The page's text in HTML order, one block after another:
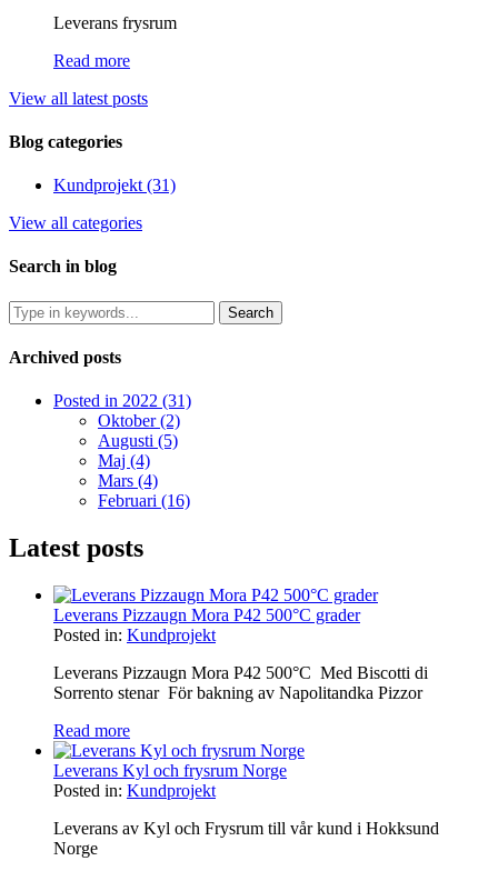
Leverans frysrum
Read more
View all latest posts
Blog categories
Kundprojekt (31)
View all categories
Search in blog
Archived posts
Posted in 2022 (31)
Oktober (2)
Augusti (5)
Maj (4)
Mars (4)
Februari (16)
Latest posts
Leverans Pizzaugn Mora P42 500°C grader
Posted in: Kundprojekt
Leverans Pizzaugn Mora P42 500°C Med Biscotti di
Sorrento stenar För bakning av Napolitandka Pizzor
Read more
Leverans Kyl och frysrum Norge
Posted in: Kundprojekt
Leverans av Kyl och Frysrum till vår kund i Hokksund
Norge